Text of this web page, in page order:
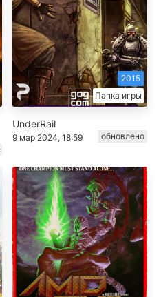
Папка игры
2015
UnderRail
9 мар 2024, 18:59 обновлено